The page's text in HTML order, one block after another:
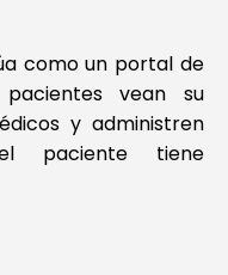
como un portal de
vean su
y administren
paciente tiene